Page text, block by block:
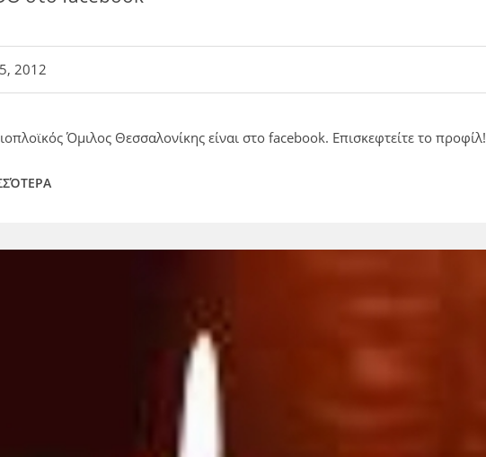
2012
Όμιλος Θεσσαλονίκης είναι στο facebook. Επισκεφτείτε το προφίλ!